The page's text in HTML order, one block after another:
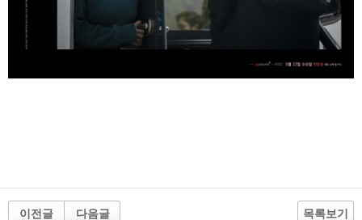
이전글 다음글 목록보기